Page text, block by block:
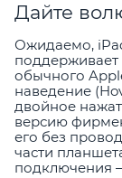
Дайте
Ожидаемо,
поддерживает
обычного
наведение
двойное
версию
его без
части
подключения